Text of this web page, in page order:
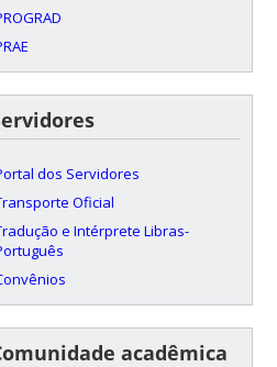
dos Servidores
Oficial
e Intérprete Libras-
acadêmica